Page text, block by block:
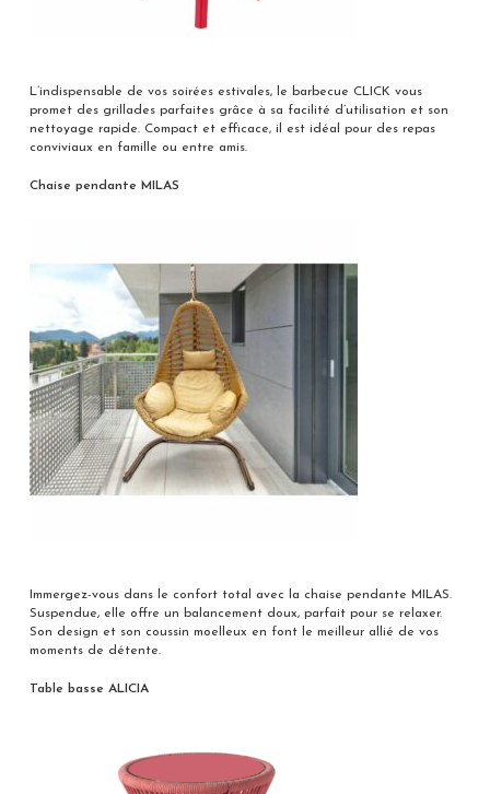
L’indispensable de vos soirées estivales, le barbecue CLICK vous
promet des grillades parfaites grâce à sa facilité d’utilisation et son
nettoyage rapide. Compact et efficace, il est idéal pour des repas
conviviaux en famille ou entre amis.
Chaise pendante MILAS
Immergez-vous dans le confort total avec la chaise pendante MILAS.
Suspendue, elle offre un balancement doux, parfait pour se relaxer.
Son design et son coussin moelleux en font le meilleur allié de vos
moments de détente.
Table basse ALICIA